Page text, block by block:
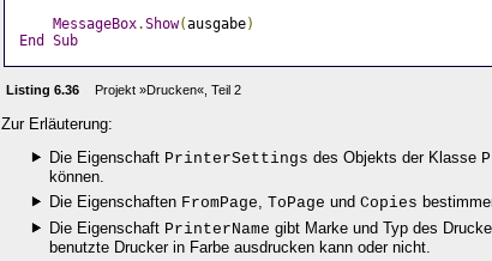
MessageBox.Show(ausgabe)
End
Sub
Listing 6.36 Projekt »Drucken«, Teil 2
Zur Erläuterung:
Die Eigenschaft PrinterSettings des Objekts der Klasse
können.
Die Eigenschaften FromPage ToPage und Copies
Die Eigenschaft PrinterName gibt Marke und Typ des
benutzte Drucker in Farbe ausdrucken kann oder nicht.